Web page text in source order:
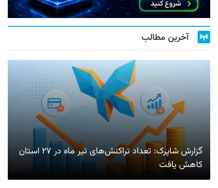
آخرین مطالب
گزارش شاپرک: تعداد تراکنش‌های تیر ماه در ۲۷ استان‌
کاهش یافت